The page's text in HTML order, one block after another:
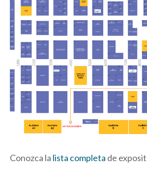
Conozca la lista completa de